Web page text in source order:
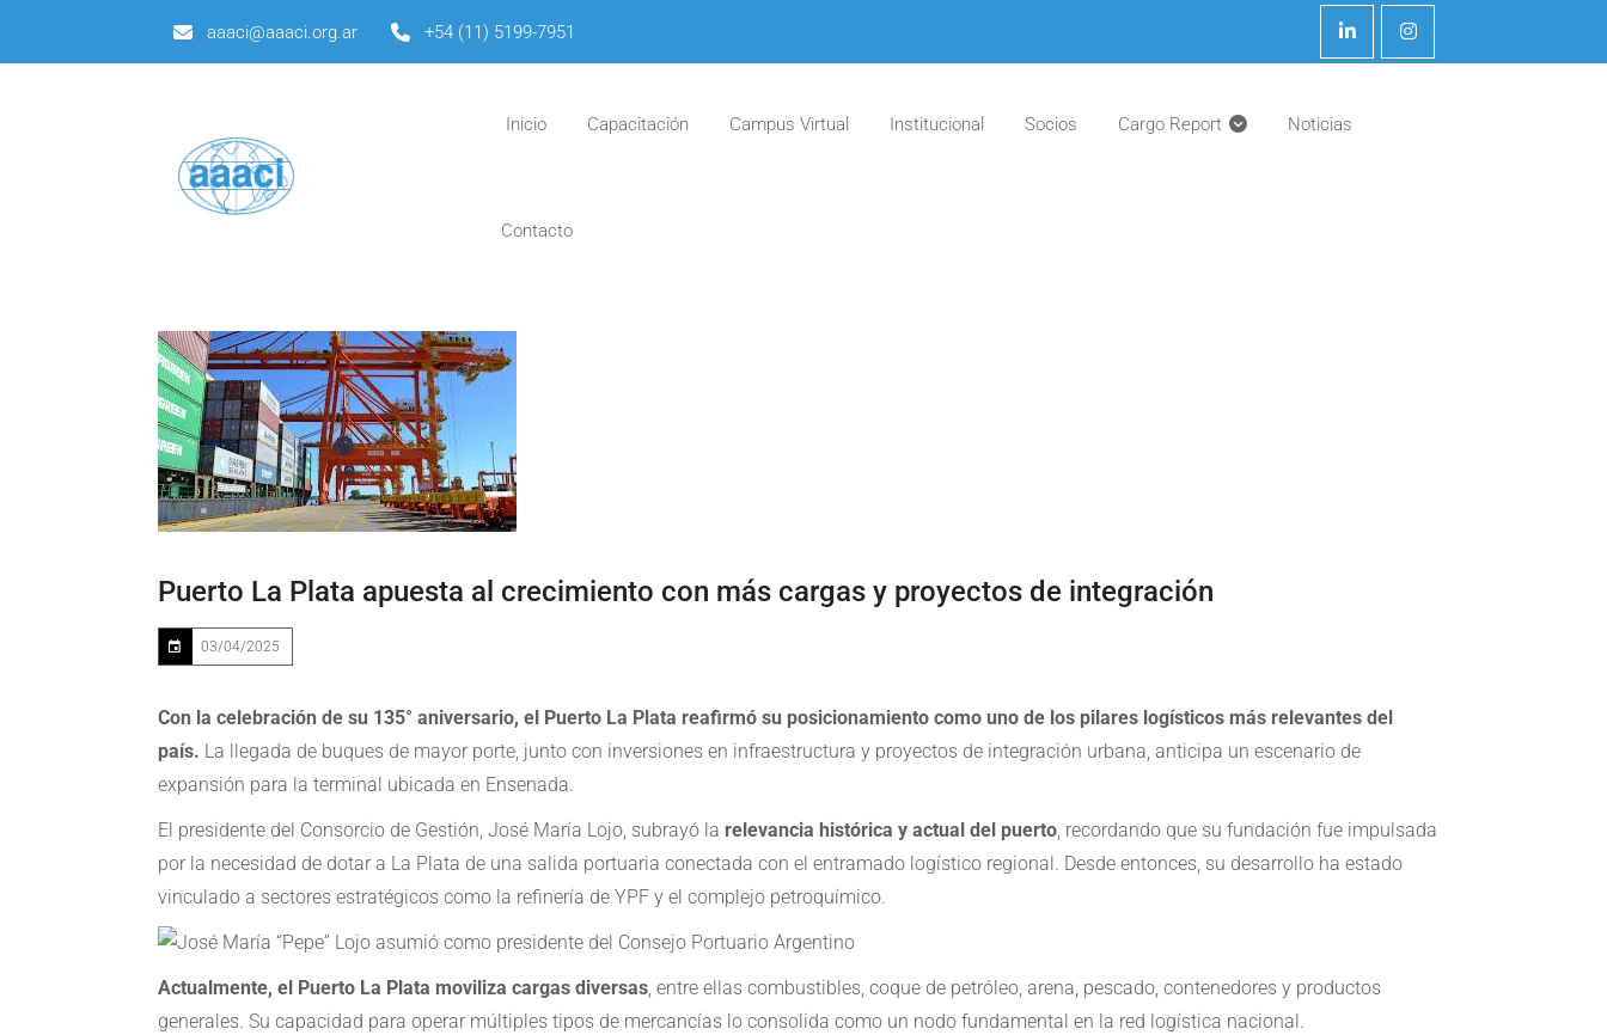
aaaci@aaaci.org.ar +54 (11) 5199-7951
Inicio Capacitación Campus Virtual Institucional Socios Cargo Report Noticias
Contacto
Puerto La Plata apuesta al crecimiento con más cargas y proyectos de integración
03/04/2025
Con la celebración de su 135° aniversario, el Puerto La Plata reafirmó su posicionamiento como uno de los pilares logísticos más relevantes del
país. La llegada de buques de mayor porte, junto con inversiones en infraestructura y proyectos de integración urbana, anticipa un escenario de
expansión para la terminal ubicada en Ensenada.
El presidente del Consorcio de Gestión, José María Lojo, subrayó la relevancia histórica y actual del puerto, recordando que su fundación fue impulsada
por la necesidad de dotar a La Plata de una salida portuaria conectada con el entramado logístico regional. Desde entonces, su desarrollo ha estado
vinculado a sectores estratégicos como la refinería de YPF y el complejo petroquímico.
Actualmente, el Puerto La Plata moviliza cargas diversas, entre ellas combustibles, coque de petróleo, arena, pescado, contenedores y productos
generales. Su capacidad para operar múltiples tipos de mercancías lo consolida como un nodo fundamental en la red logística nacional.